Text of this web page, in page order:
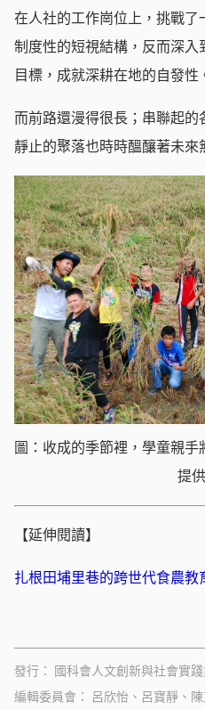
在人社的工作崗位上，挑戰
制度性的短視結構，反而深
目標，成就深耕在地的自發性
而前路還漫得很長；串聯起
靜止的聚落也時時醞釀著未來
圖：收成的季節裡，學童親
提供
【延伸閱讀】
扎根田埔里巷的跨世代食農教
發行
國科會人文創新與社會實
編輯委員會
呂欣怡、呂寶靜、